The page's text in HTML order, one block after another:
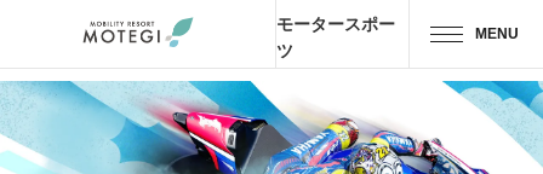
モータースポー
ツ
MENU
トップページ JP CH